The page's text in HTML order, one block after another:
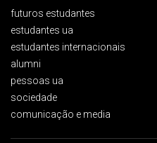
futuros estudantes
estudantes ua
estudantes internacionais
alumni
pessoas ua
sociedade
comunicação e media